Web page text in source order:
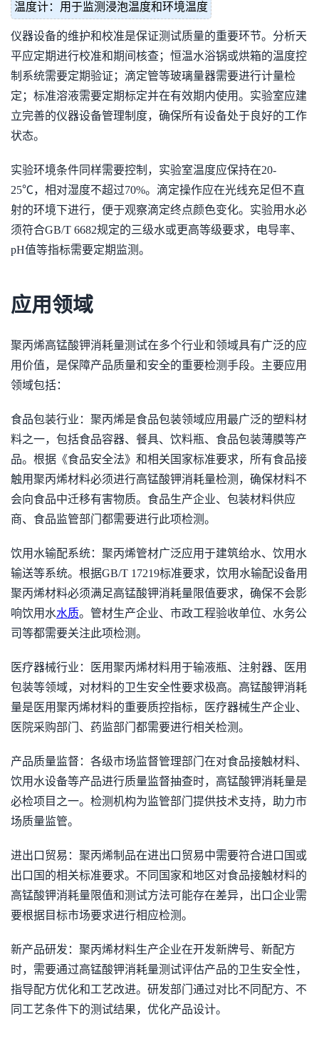
温度计：用于监测浸泡温度和环境温度
仪器设备的维护和校准是保证测试质量的重要环节。分析天
平应定期进行校准和期间核查；恒温水浴锅或烘箱的温度控
制系统需要定期验证；滴定管等玻璃量器需要进行计量检
定；标准溶液需要定期标定并在有效期内使用。实验室应建
立完善的仪器设备管理制度，确保所有设备处于良好的工作
状态。
实验环境条件同样需要控制，实验室温度应保持在20-
25℃，相对湿度不超过70%。滴定操作应在光线充足但不直
射的环境下进行，便于观察滴定终点颜色变化。实验用水必
须符合GB/T 6682规定的三级水或更高等级要求，电导率、
pH值等指标需要定期监测。
应用领域
聚丙烯高锰酸钾消耗量测试在多个行业和领域具有广泛的应
用价值，是保障产品质量和安全的重要检测手段。主要应用
领域包括：
食品包装行业：聚丙烯是食品包装领域应用最广泛的塑料材
料之一，包括食品容器、餐具、饮料瓶、食品包装薄膜等产
品。根据《食品安全法》和相关国家标准要求，所有食品接
触用聚丙烯材料必须进行高锰酸钾消耗量检测，确保材料不
会向食品中迁移有害物质。食品生产企业、包装材料供应
商、食品监管部门都需要进行此项检测。
饮用水输配系统：聚丙烯管材广泛应用于建筑给水、饮用水
输送等系统。根据GB/T 17219标准要求，饮用水输配设备用
聚丙烯材料必须满足高锰酸钾消耗量限值要求，确保不会影
响饮用水水质。管材生产企业、市政工程验收单位、水务公
司等都需要关注此项检测。
医疗器械行业：医用聚丙烯材料用于输液瓶、注射器、医用
包装等领域，对材料的卫生安全性要求极高。高锰酸钾消耗
量是医用聚丙烯材料的重要质控指标，医疗器械生产企业、
医院采购部门、药监部门都需要进行相关检测。
产品质量监督：各级市场监督管理部门在对食品接触材料、
饮用水设备等产品进行质量监督抽查时，高锰酸钾消耗量是
必检项目之一。检测机构为监管部门提供技术支持，助力市
场质量监管。
进出口贸易：聚丙烯制品在进出口贸易中需要符合进口国或
出口国的相关标准要求。不同国家和地区对食品接触材料的
高锰酸钾消耗量限值和测试方法可能存在差异，出口企业需
要根据目标市场要求进行相应检测。
新产品研发：聚丙烯材料生产企业在开发新牌号、新配方
时，需要通过高锰酸钾消耗量测试评估产品的卫生安全性，
指导配方优化和工艺改进。研发部门通过对比不同配方、不
同工艺条件下的测试结果，优化产品设计。